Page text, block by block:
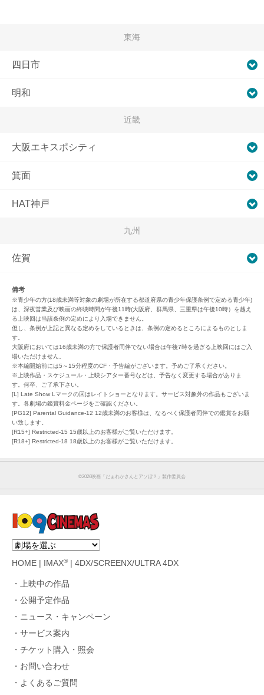
東海
四日市
明和
近畿
大阪エキスポシティ
箕面
HAT神戸
九州
佐賀
備考
※青少年の方(18歳未満等対象の劇場が所在する都道府県の青少年保護条例で定める青少年)
は、深夜営業及び映画の終映時間が午後11時(大阪府、群馬県、三重県は午後10時）を越え
る上映回は当該条例の定めにより入場できません。
但し、条例が上記と異なる定めをしているときは、条例の定めるところによるものとしま
す。
大阪府においては16歳未満の方で保護者同伴でない場合は午後7時を過ぎる上映回にはご入
場いただけません。
※本編開始前には5～15分程度のCF・予告編がございます。予めご了承ください。
※上映作品・スケジュール・上映シアター番号などは、予告なく変更する場合がありま
す。何卒、ご了承下さい。
[L] Late Show Lマークの回はレイトショーとなります。サービス対象外の作品もございま
す。各劇場の鑑賞料金ページをご確認ください。
[PG12] Parental Guidance-12 12歳未満のお客様は、なるべく保護者同伴での鑑賞をお願
い致します。
[R15+] Restricted-15 15歳以上のお客様がご覧いただけます。
[R18+] Restricted-18 18歳以上のお客様がご覧いただけます。
©︎2026映画「だぁれかさんとアソぼ？」製作委員会
HOME IMAX®| 4DX/SCREENX/ULTRA 4DX
上映中の作品
公開予定作品
ニュース・キャンペーン
サービス案内
チケット購入・照会
お問い合わせ
よくあるご質問